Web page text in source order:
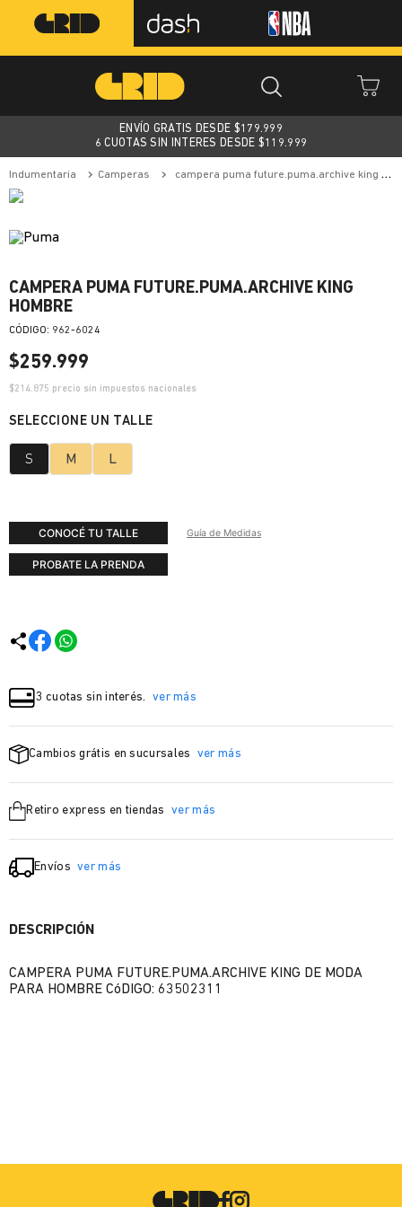
ENVÍO GRATIS DESDE $179.999
6 CUOTAS SIN INTERES DESDE $119.999
indumentaria camperas campera puma future.puma.archive king hombre
CAMPERA PUMA FUTURE.PUMA.ARCHIVE KING
HOMBRE
: 962-6024
$259.999
$214.875 precio sin impuestos nacionales
S M L
CONOCÉ TU TALLE Guía de Medidas
PROBATE LA PRENDA
3 cuotas sin interés. ver más
Cambios grátis en sucursales ver más
Retiro express en tiendas ver más
Envíos ver más
DESCRIPCIÓN
CAMPERA PUMA FUTURE.PUMA.ARCHIVE KING DE MODA
PARA HOMBRE CóDIGO: 63502311